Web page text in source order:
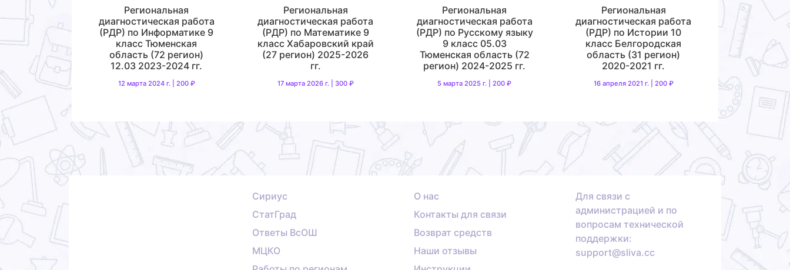
Региональная
диагностическая работа
(РДР) по Информатике 9
класс Тюменская
область (72 регион)
12.03 2023-2024 гг.
12 марта 2024 г. | 200 ₽
Региональная
диагностическая работа
(РДР) по Математике 9
класс Хабаровский край
(27 регион) 2025-2026
гг.
17 марта 2026 г. | 300 ₽
Региональная
диагностическая работа
(РДР) по Русскому языку
9 класс 05.03
Тюменская область (72
регион) 2024-2025 гг.
5 марта 2025 г. | 200 ₽
Региональная
диагностическая работа
(РДР) по Истории 10
класс Белгородская
область (31 регион)
2020-2021 гг.
16 апреля 2021 г. | 200 ₽
Сириус
СтатГрад
Ответы ВсОШ
МЦКО
О нас
Контакты для связи
Возврат средств
Наши отзывы
Для связи с
администрацией и по
вопросам технической
поддержки:
support@sliva.cc